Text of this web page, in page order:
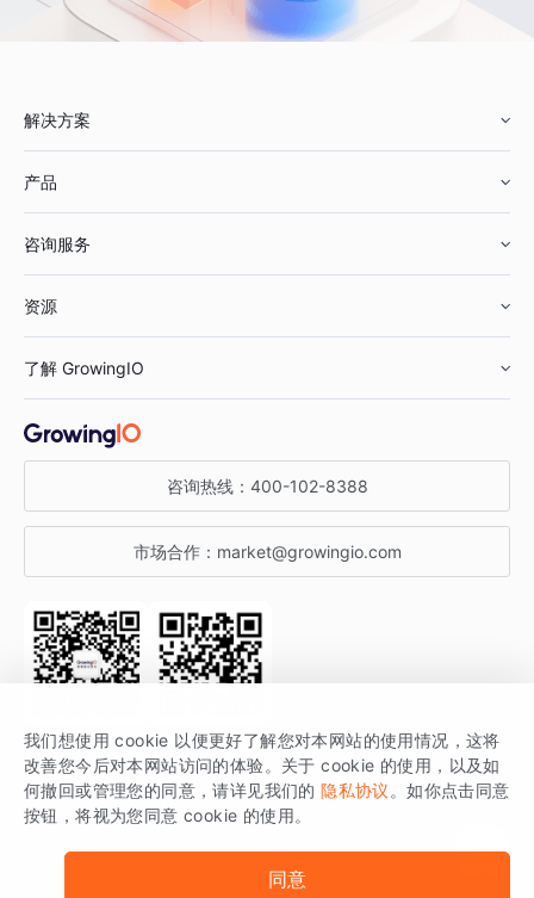
解决方案
鞋服行业
汽车行业
金融行业
产品
智能运营
获客分析
咨询服务
资源
增长公开课
增长博客
开发者文档
SDK 文档
场景指南
了解 GrowingIO
关于 GrowingIO
增长大会
行业活动
咨询热线： 400-102-8388
市场合作： market@growingio.com
关注公众号 获取更多干货
GrowingIO 是专注于数据智能分析与增长的品牌，核心平台为 GrowingIO
分析云。
版权所有 © 北京易数科技有限公司
我们想使用 cookie 以便更好了解您对本网站的使用情况，这将
改善您今后对本网站访问的体验。关于 cookie 的使用，以及如
何撤回或管理您的同意，请详见我们的 隐私协议 。如你点击同意
按钮，将视为您同意 cookie 的使用。
同意